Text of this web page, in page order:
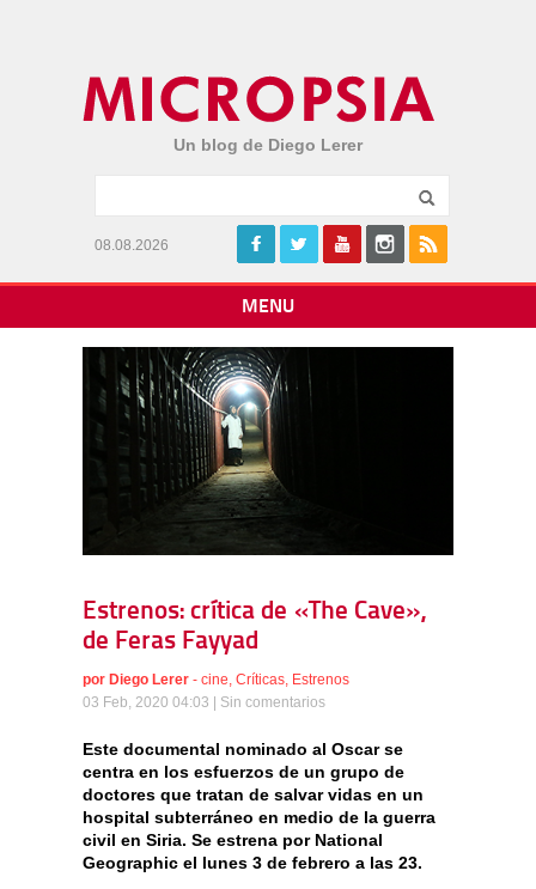
Un blog de Diego Lerer
08.08.2026
MENU
Estrenos: crítica de «The Cave»,
de Feras Fayyad
por Diego Lerer - cine, Críticas, Estrenos
03 Feb, 2020 04:03 | Sin comentarios
Este documental nominado al Oscar se
centra en los esfuerzos de un grupo de
doctores que tratan de salvar vidas en un
hospital subterráneo en medio de la guerra
civil en Siria. Se estrena por National
Geographic el lunes 3 de febrero a las 23.